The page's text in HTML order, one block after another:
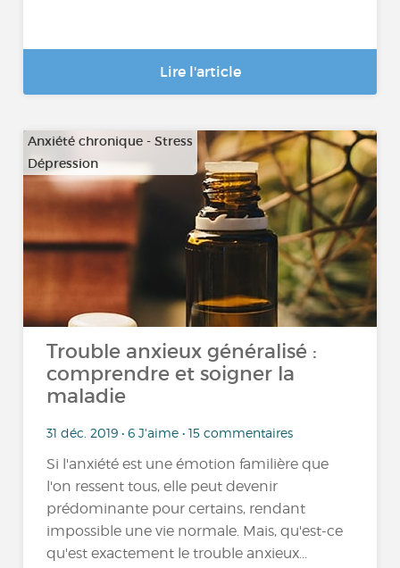
Lire l'article
Anxiété chronique - Stress
Dépression
Trouble anxieux généralisé :
comprendre et soigner la
maladie
31 déc. 2019 • 6 J'aime • 15 commentaires
Si l'anxiété est une émotion familière que
l'on ressent tous, elle peut devenir
prédominante pour certains, rendant
impossible une vie normale. Mais, qu'est-ce
qu'est exactement le trouble anxieux...